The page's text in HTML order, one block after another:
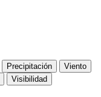
Precipitación
Viento
Visibilidad